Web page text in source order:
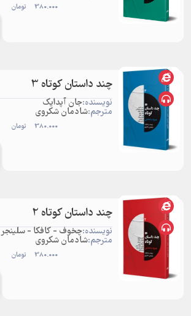
380.000 تومان
چند داستان کوتاه 3
نویسنده:جان آپدایک
مترجم:شادمان شکروی
380.000 تومان
چند داستان کوتاه 2
نویسنده:چخوف - کافکا - سلینجر
مترجم:شادمان شکروی
380.000 تومان